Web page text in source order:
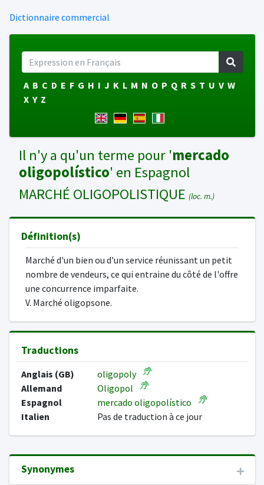
Dictionnaire commercial
A B C D E F G H I J K L M N O P Q R S T U V W
X Y Z
Il n'y a qu'un terme pour 'mercado
oligopolístico' en Espagnol
MARCHÉ OLIGOPOLISTIQUE (loc. m.)
Définition(s)
Marché d'un bien ou d'un service réunissant un petit
nombre de vendeurs, ce qui entraine du côté de l'offre
une concurrence imparfaite.
V. Marché oligopsone.
Traductions
Anglais (GB)
oligopoly
Allemand
Oligopol
Espagnol
mercado oligopolístico
Italien
Pas de traduction à ce jour
Synonymes